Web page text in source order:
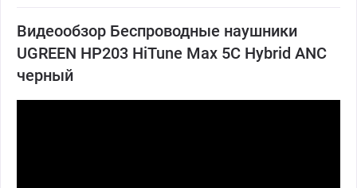
Видеообзор Беспроводные наушники
UGREEN HP203 HiTune Max 5C Hybrid ANC
черный